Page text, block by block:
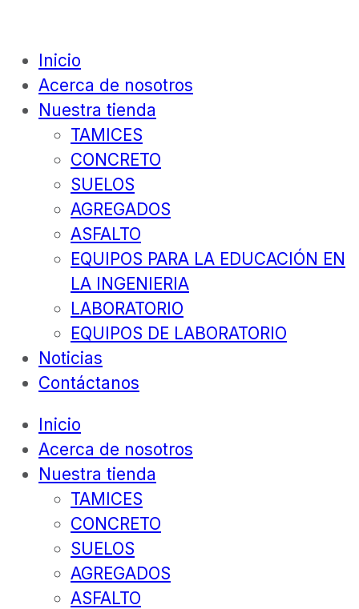
Inicio
Acerca de nosotros
Nuestra tienda
TAMICES
CONCRETO
SUELOS
AGREGADOS
ASFALTO
EQUIPOS PARA LA EDUCACIÓN EN
LA INGENIERIA
LABORATORIO
EQUIPOS DE LABORATORIO
Noticias
Contáctanos
Inicio
Acerca de nosotros
Nuestra tienda
TAMICES
CONCRETO
SUELOS
AGREGADOS
ASFALTO